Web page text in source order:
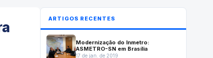
ARTIGOS RECENTES
Modernização do Inmetro:
ASMETRO-SN em Brasília
17 de jan. de 2019